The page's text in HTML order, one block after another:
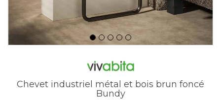
Chevet industriel métal et bois brun foncé
Bundy